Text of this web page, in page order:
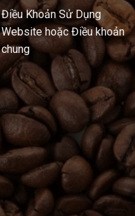
Điều Khoản Sử Dụng
Website hoặc Điều khoản
chung